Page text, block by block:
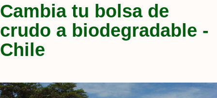
Cambia tu bolsa de
crudo a biodegradable -
Chile